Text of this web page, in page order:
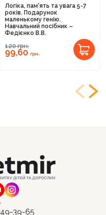
Логіка, пам'ять та увага 5-7
років. Подарунок
маленькому генію.
Навчальний посібник –
Федієнко В.В.
120грн.
99,60 грн.
39-65